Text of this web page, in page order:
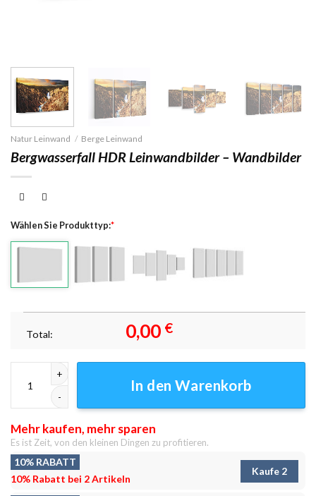
Natur Leinwand / Berge Leinwand
Bergwasserfall HDR Leinwandbilder – Wandbilder
Wählen Sie Produkttyp:*
Total: 0,00 €
In den Warenkorb
Mehr kaufen, mehr sparen
Es ist Zeit, von den kleinen Dingen zu profitieren.
10% RABATT
10% Rabatt bei 2 Artikeln
Kaufe 2